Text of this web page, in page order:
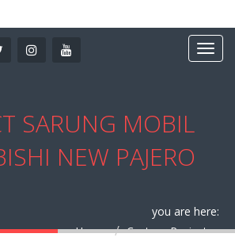
SARUNG MOBIL
NEW PAJERO
you are here:
Home
Custom Project